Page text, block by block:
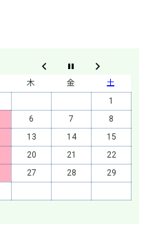
木 金
土
1
6 7
8
13 14
15
20 21
22
27 28
29